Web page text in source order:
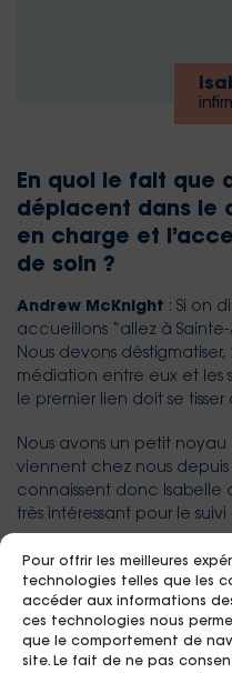
Pour offrir les meilleures
technologies telles que les
accéder aux informations
ces technologies nous
que le comportement de
site. Le fait de ne pas
En quoi le fait que
déplacent dans le
en charge et
de soin ?
Andrew McKnight : Si on
accueillons “allez à
Nous devons
médiation entre eux et les
le premier lien doit se tisser
Nous avons un petit
viennent chez nous depuis
connaissent donc Isabelle
très intéressant pour le
Et puis comme ils
faire le lien entre eux.
un pair qui dit “va parler
avoir un impact plus fort.